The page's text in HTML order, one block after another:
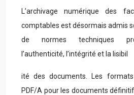
L’archivage numérique des
comptables est désormais admis
de normes techniques
l’authenticité, l’intégrité et la lisibil
ité des documents. Les
PDF/A pour les documents